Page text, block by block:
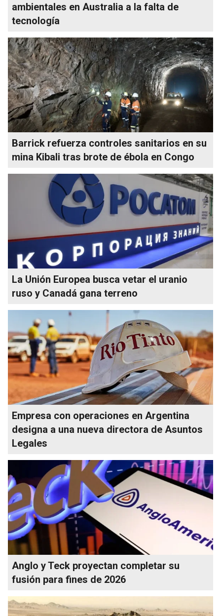
ambientales en Australia a la falta de
tecnología
Barrick refuerza controles sanitarios en su
mina Kibali tras brote de ébola en Congo
La Unión Europea busca vetar el uranio
ruso y Canadá gana terreno
Empresa con operaciones en Argentina
designa a una nueva directora de Asuntos
Legales
Anglo y Teck proyectan completar su
fusión para fines de 2026